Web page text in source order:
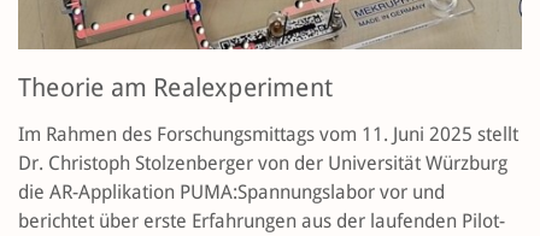
Theorie am Realexperiment
Im Rahmen des Forschungsmittags vom 11. Juni 2025 stellt
Dr. Christoph Stolzenberger von der Universität Würzburg
die AR-Applikation PUMA:Spannungslabor vor und
berichtet über erste Erfahrungen aus der laufenden Pilot-